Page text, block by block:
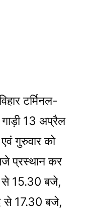
टर्मिनल-
गाड़ी 13 अप्रैल
गुरुवार को
प्रस्थान कर
से 15.30 बजे,
से 17.30 बजे,